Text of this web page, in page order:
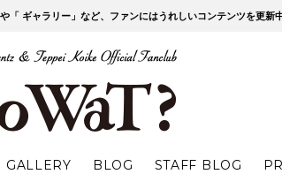
ギャラリー」など、ファンにはうれしいコンテンツを更新
Eiji Wentz and
GALLERY BLOG STAFF BLOG